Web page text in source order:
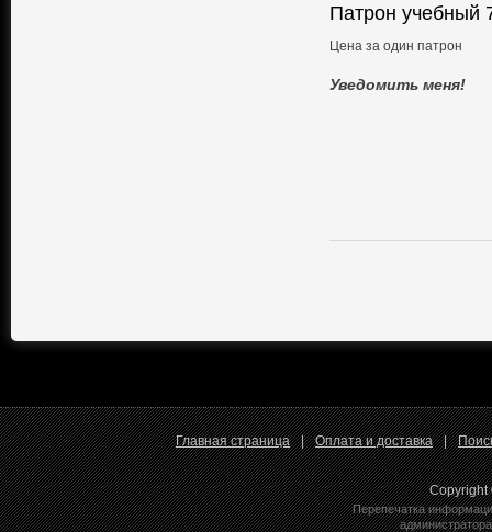
Патрон учебный
Цена за один патрон
Уведомить меня!
Главная страница | Оплата и доставка |
Copyright
Перепечатка